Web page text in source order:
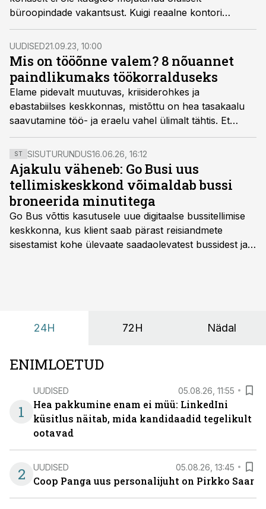
büroopindade vakantsust. Kuigi reaalne kontori
kasutus on pandeemiaeelse ajaga võrreldes madalam,
siis on suurenenud ruumi nõudlus ühe töötaja kohta.
UUDISED21.09.23, 10:00
Mis on tööõnne valem? 8 nõuannet
paindlikumaks töökorralduseks
Elame pidevalt muutuvas, kriisiderohkes ja
ebastabiilses keskkonnas, mistõttu on hea tasakaalu
saavutamine töö- ja eraelu vahel ülimalt tähtis. Et
toetada töötajate individuaalseid vajadusi, hoida nende
vaimset tervist ja edendada sobivate töötingimuste
loomist, peab töökorraldus olema paindlik.
ST SISUTURUNDUS16.06.26, 16:12
Ajakulu väheneb: Go Busi uus
tellimiskeskkond võimaldab bussi
broneerida minutitega
Go Bus võttis kasutusele uue digitaalse bussitellimise
keskkonna, kus klient saab pärast reisiandmete
sisestamist kohe ülevaate saadaolevatest bussidest ja
24H 72H Nädal
ENIMLOETUD
1
UUDISED 05.08.26, 11:55
Hea pakkumine enam ei müü: LinkedIni
küsitlus näitab, mida kandidaadid tegelikult
ootavad
2 UUDISED 05.08.26, 13:45
Coop Panga uus personalijuht on Pirkko Saar